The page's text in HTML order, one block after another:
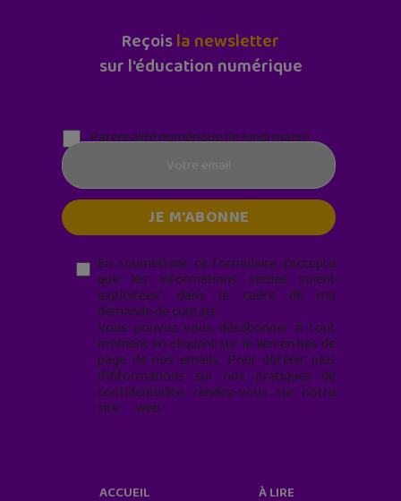
Reçoisla newsletter
sur l'éducation numérique
Parentalité numérique (le lundi matin)
En soumettant ce formulaire, j’accepte
que les informations saisies soient
exploitées* dans le cadre de ma
demande de contact.
Vous pouvez vous désabonner à tout
moment en cliquant sur le lien en bas de
page de nos emails. Pour obtenir plus
d'informations sur nos pratiques de
confidentialité, rendez-vous sur notre
site web
ACCUEIL À LIRE